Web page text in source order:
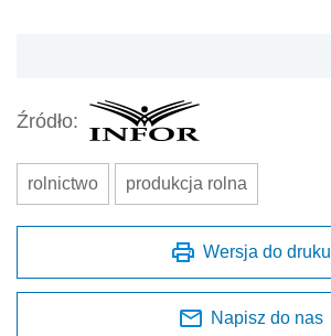
Źródło:
rolnictwo produkcja rolna
Wersja do druku
Napisz do nas